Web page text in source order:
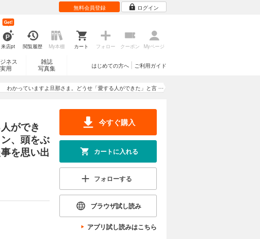
無料会員登録 ログイン
来店pt
Get!
閲覧履歴 My本棚 カート フォロー クーポン Myページ
ネス
実用
雑誌
写真集
ご利用ガイド
はじめての方へ
わかっていますよ旦那さま。どうせ「愛する人ができた」と言
世が大阪のオバチャンだった事を思い出す～
ができ
、頭をぶ
を思い出
今すぐ購入
カートに入れる
フォローする
ブラウザ試し読み
アプリ試し読みはこちら